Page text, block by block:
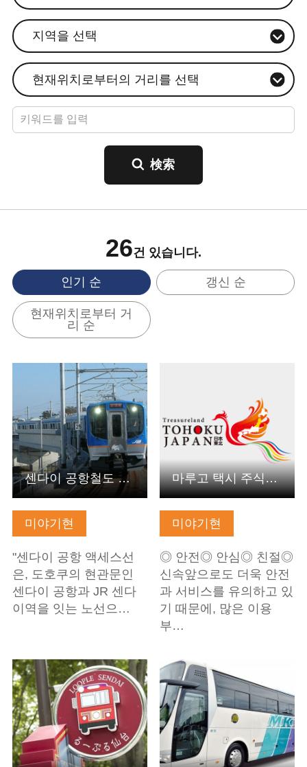
지역을 선택
현재위치로부터의 거리를 선택
26건 있습니다.
인기 순 갱신 순
현재위치로부터 거
리 순
미야기현
"센다이 공항 액세스선
은, 도호쿠의 현관문인
센다이 공항과 JR 센다
이역을 잇는 노선으…
기본정보 보기
센다이 공항철도 주식회사
미야기현
◎ 안전◎ 안심◎ 친절◎
신속앞으로도 더욱 안전
과 서비스를 유의하고 있
기 때문에, 많은 이용
부…
마루고 택시 주식회사
기본정보 보기 기본정보 보기